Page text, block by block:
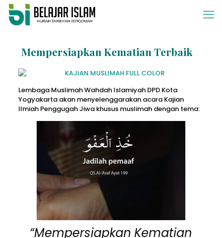
Mempersiapkan Kematian Terbaik
Lembaga Muslimah Wahdah Islamiyah DPD Kota
Yogyakarta akan menyelenggarakan acara Kajian
Ilmiah Penggugah Jiwa khusus muslimah dengan tema:
“Mempersiapkan Kematian